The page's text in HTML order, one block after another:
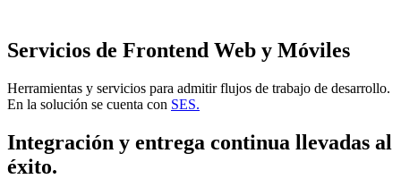
Servicios de Frontend Web y Móviles
Herramientas y servicios para admitir flujos de trabajo de desarrollo.
En la solución se cuenta con SES.
Integración y entrega continua llevadas al
éxito.